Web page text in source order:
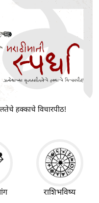
हक्काचे विचारपीठ!
राशिभविष्य